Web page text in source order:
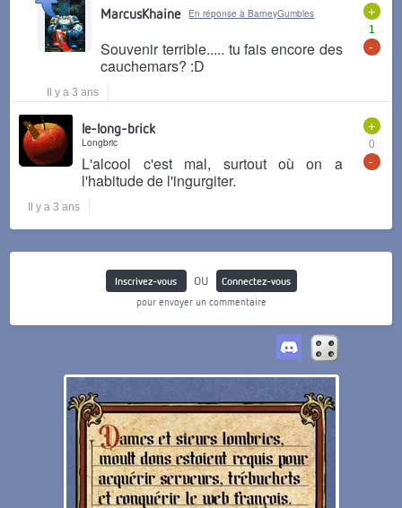
+
1
-
MarcusKhaine En réponse à BarneyGumbles
Souvenir terrible..... tu fais encore des
cauchemars? :D
Il y a 3 ans
+
0
-
le-long-brick
Longbric
L'alcool c'est mal, surtout où on a
l'habitude de l'ingurgiter.
Il y a 3 ans
Inscrivez-vous ou
Connectez-vous
pour envoyer un commentaire